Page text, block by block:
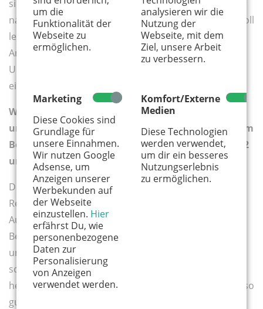
um die
Funktionalität der
Webseite zu
ermöglichen.
analysieren wir die
Nutzung der
Webseite, mit dem
Ziel, unsere Arbeit
zu verbessern.
Marketing
Diese Cookies sind
Grundlage für
unsere Einnahmen.
Wir nutzen Google
Adsense, um
Anzeigen unserer
Werbekunden auf
der Webseite
einzustellen. Hier
erfährst Du, wie
personenbezogene
Daten zur
Personalisierung
von Anzeigen
verwendet werden.
Komfort/Externe
Medien
Diese Technologien
werden verwendet,
um dir ein besseres
Nutzungserlebnis
zu ermöglichen.
sind. Spätschläfer gehen zum Beispiel erst um ein Uhr
nachts ins Bett und sind erst ab halb zehn morgens voll
leistungsfähig. Die Nutzung der „Gleitzeit“ am
Arbeitsplatz ist daher sehr sinnvoll. Eine dauerhafte
Umprogrammierung von Eule zu Lerche gelingt nur
einem geringen Anteil der Spätschläfer.
Wäre es Ihrer Beobachtung nach sinnvoll, Körper
und Geist zu festgelegten Zeiten – der Ayurveda zum
Beispiel spricht hier von dem Zeitraum zwischen 22
und 3 Uhr – Ruhe zu verabreichen?
Dr. Hölker: Der Schlaf ist ein Gewohnheitstier.
Regelmäßige Zu-Bett-Geh-Zeiten, regelmäßige
Aufstehzeiten, regelmäßige Mahlzeiten und
Bewegungsphasen werden vom Gehirn gespeichert
und wirken sich günstig auf den Schlaf aus. Jede(r)
sollte für sich den optimalen Zu-Bett-Geh-Zeitpunkt
herausfinden und sich in Phasen unruhigen Schlafes so
gut es geht daran halten. Meistens nützt es einem